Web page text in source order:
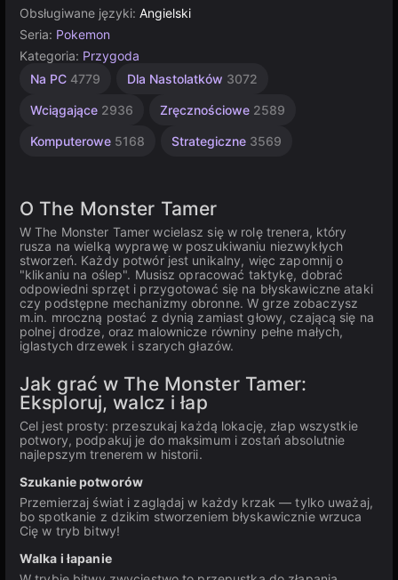
Obsługiwane języki: Angielski
Seria: Pokemon
Kategoria: Przygoda
Na PC 4779 Dla Nastolatków 3072
Wciągające 2936 Zręcznościowe 2589
Komputerowe 5168 Strategiczne 3569
Multiplayer
O The Monster Tamer
W The Monster Tamer wcielasz się w rolę trenera, który
rusza na wielką wyprawę w poszukiwaniu niezwykłych
stworzeń. Każdy potwór jest unikalny, więc zapomnij o
"klikaniu na oślep". Musisz opracować taktykę, dobrać
odpowiedni sprzęt i przygotować się na błyskawiczne ataki
czy podstępne mechanizmy obronne. W grze zobaczysz
m.in. mroczną postać z dynią zamiast głowy, czającą się na
polnej drodze, oraz malownicze równiny pełne małych,
iglastych drzewek i szarych głazów.
Jak grać w The Monster Tamer:
Eksploruj, walcz i łap
Cel jest prosty: przeszukaj każdą lokację, złap wszystkie
potwory, podpakuj je do maksimum i zostań absolutnie
najlepszym trenerem w historii.
Szukanie potworów
Przemierzaj świat i zaglądaj w każdy krzak — tylko uważaj,
bo spotkanie z dzikim stworzeniem błyskawicznie wrzuca
Cię w tryb bitwy!
Walka i łapanie